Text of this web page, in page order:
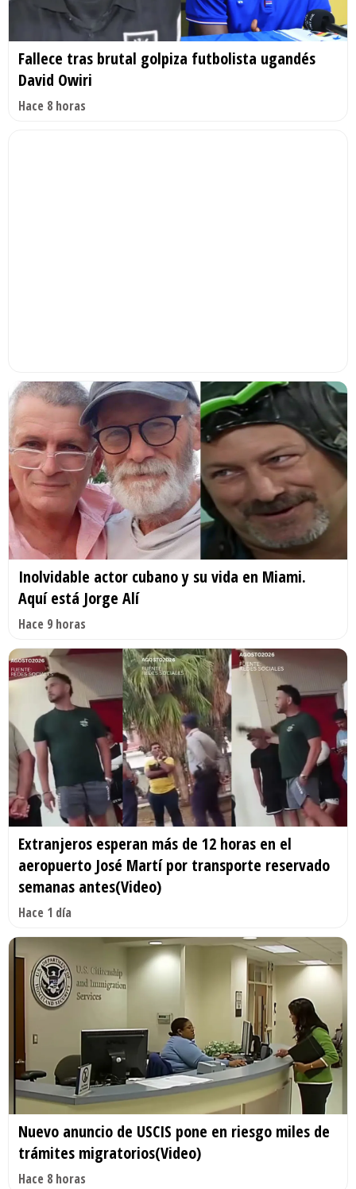
Fallece tras brutal golpiza futbolista ugandés
David Owiri
Hace 8 horas
Inolvidable actor cubano y su vida en Miami.
Aquí está Jorge Alí
Hace 9 horas
Extranjeros esperan más de 12 horas en el
aeropuerto José Martí por transporte reservado
semanas antes(Video)
Hace 1 día
Nuevo anuncio de USCIS pone en riesgo miles de
trámites migratorios(Video)
Hace 8 horas